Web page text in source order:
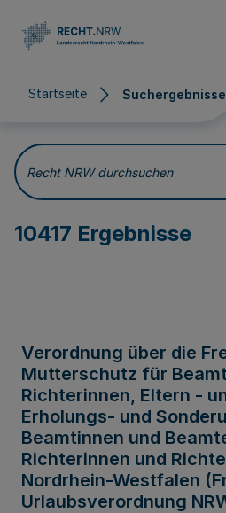
Startseite Suchergebnisse
Recht NRW durchsuchen
10417 Ergebnisse
Verordnung über die
Mutterschutz für
Richterinnen, Eltern -
Erholungs- und
Beamtinnen und
Richterinnen und
Nordrhein-Westfalen
Urlaubsverordnung